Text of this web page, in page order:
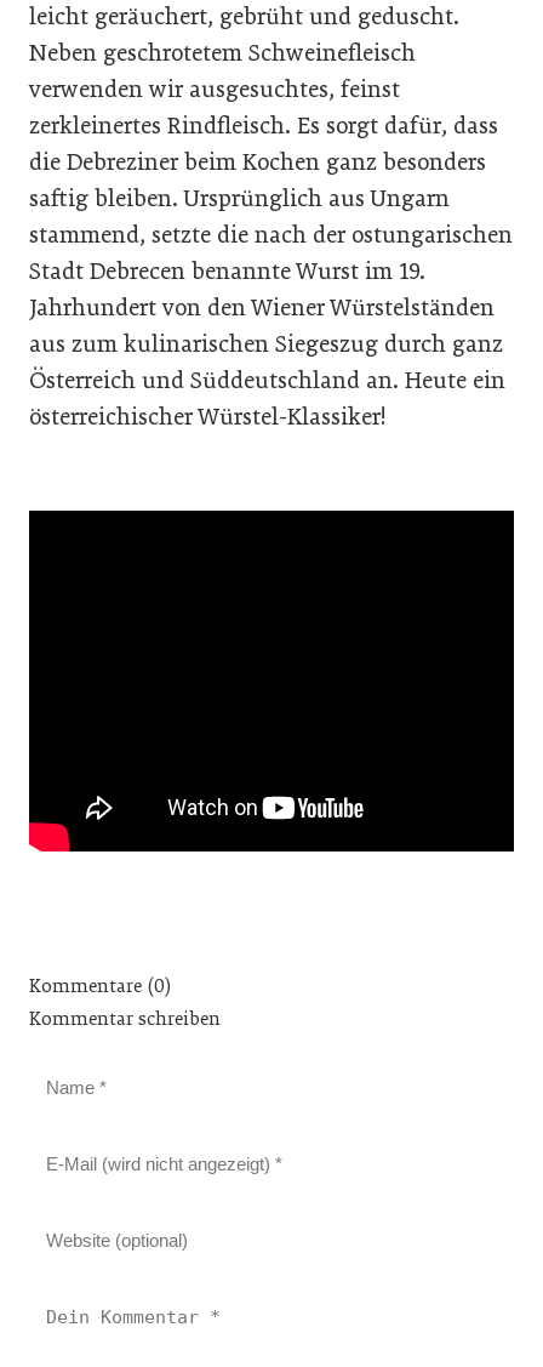
leicht geräuchert, gebrüht und geduscht.
Neben geschrotetem Schweinefleisch
verwenden wir ausgesuchtes, feinst
zerkleinertes Rindfleisch. Es sorgt dafür, dass
die Debreziner beim Kochen ganz besonders
saftig bleiben. Ursprünglich aus Ungarn
stammend, setzte die nach der ostungarischen
Stadt Debrecen benannte Wurst im 19.
Jahrhundert von den Wiener Würstelständen
aus zum kulinarischen Siegeszug durch ganz
Österreich und Süddeutschland an. Heute ein
österreichischer Würstel-Klassiker!
Kommentare (0)
Kommentar schreiben